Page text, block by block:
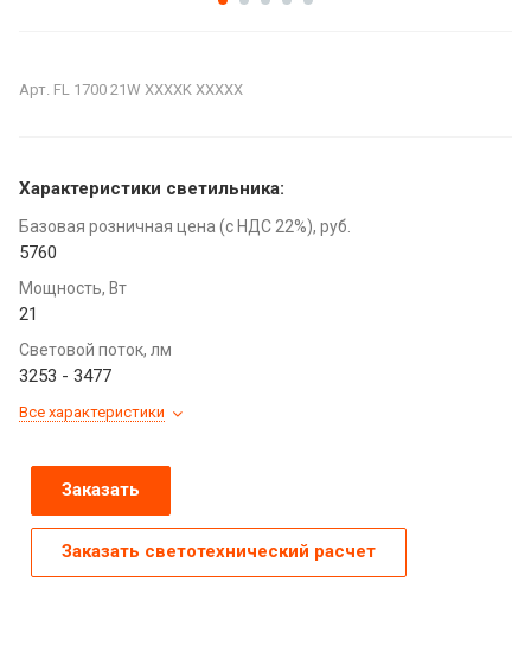
Арт. FL 1700 21W XXXXK XXXXX
Характеристики светильника:
Базовая розничная цена (с НДС 22%), руб.
5760
Мощность, Вт
21
Световой поток, лм
3253 - 3477
Все характеристики
Заказать
Заказать светотехнический расчет